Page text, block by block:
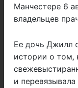
Манчестере 6
владельцев
Ее дочь Джилл
истории о том,
и